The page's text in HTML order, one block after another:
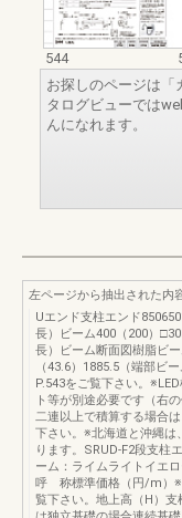
544
お探しのページは「
タログビューでは
んになれます。
左ページから抽出された内
Uエンド支柱エンド
長）ビーム400（200）
長）ビーム断面図樹脂ビ
（43.6）1885.5（端部ビ
P.543をご覧下さい。
ト等が別途必要です（右
二連以上で積算する場合
下さい。※北海道と沖縄は
ります。SRUD-F2段支柱
ーム：ライムライトイエ
呼 称標準価格（円/m）※
覧下さい。地上高（H）